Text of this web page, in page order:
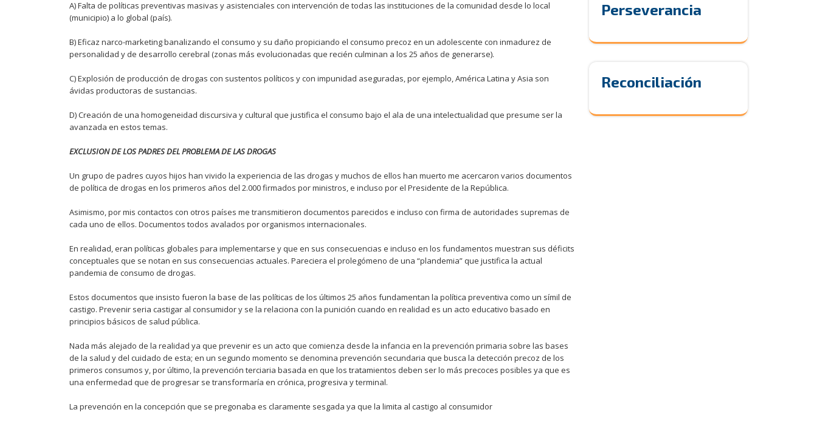
A) Falta de políticas preventivas masivas y asistenciales con intervención de todas las instituciones de la comunidad desde lo local
(municipio) a lo global (país).
B) Eficaz narco-marketing banalizando el consumo y su daño propiciando el consumo precoz en un adolescente con inmadurez de
personalidad y de desarrollo cerebral (zonas más evolucionadas que recién culminan a los 25 años de generarse).
C) Explosión de producción de drogas con sustentos políticos y con impunidad aseguradas, por ejemplo, América Latina y Asia son
ávidas productoras de sustancias.
D) Creación de una homogeneidad discursiva y cultural que justifica el consumo bajo el ala de una intelectualidad que presume ser la
avanzada en estos temas.
EXCLUSION DE LOS PADRES DEL PROBLEMA DE LAS DROGAS
Un grupo de padres cuyos hijos han vivido la experiencia de las drogas y muchos de ellos han muerto me acercaron varios documentos
de política de drogas en los primeros años del 2.000 firmados por ministros, e incluso por el Presidente de la República.
Asimismo, por mis contactos con otros países me transmitieron documentos parecidos e incluso con firma de autoridades supremas de
cada uno de ellos. Documentos todos avalados por organismos internacionales.
En realidad, eran políticas globales para implementarse y que en sus consecuencias e incluso en los fundamentos muestran sus déficits
conceptuales que se notan en sus consecuencias actuales. Pareciera el prolegómeno de una “plandemia” que justifica la actual
pandemia de consumo de drogas.
Estos documentos que insisto fueron la base de las políticas de los últimos 25 años fundamentan la política preventiva como un símil de
castigo. Prevenir seria castigar al consumidor y se la relaciona con la punición cuando en realidad es un acto educativo basado en
principios básicos de salud pública.
Nada más alejado de la realidad ya que prevenir es un acto que comienza desde la infancia en la prevención primaria sobre las bases
de la salud y del cuidado de esta; en un segundo momento se denomina prevención secundaria que busca la detección precoz de los
primeros consumos y, por último, la prevención terciaria basada en que los tratamientos deben ser lo más precoces posibles ya que es
una enfermedad que de progresar se transformaría en crónica, progresiva y terminal.
La prevención en la concepción que se pregonaba es claramente sesgada ya que la limita al castigo al consumidor
Perseverancia
Reconciliación